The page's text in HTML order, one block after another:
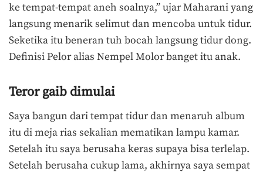
ke tempat-tempat aneh soalnya,” ujar Maharani yang
langsung menarik selimut dan mencoba untuk tidur.
Seketika itu beneran tuh bocah langsung tidur dong.
Definisi Pelor alias Nempel Molor banget itu anak.
Teror gaib dimulai
Saya bangun dari tempat tidur dan menaruh album
itu di meja rias sekalian mematikan lampu kamar.
Setelah itu saya berusaha keras supaya bisa terlelap.
Setelah berusaha cukup lama, akhirnya saya sempat